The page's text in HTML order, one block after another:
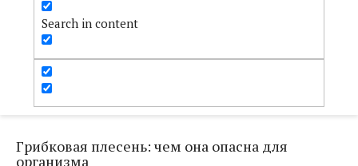
Search in content
Грибковая плесень: чем она опасна для
организма